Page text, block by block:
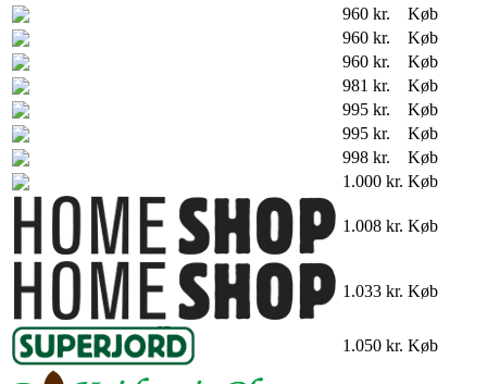
960 kr.
Køb
960 kr.
Køb
960 kr.
Køb
981 kr.
Køb
995 kr.
Køb
995 kr.
Køb
998 kr.
Køb
1.000 kr. Køb
1.008 kr. Køb
1.033 kr. Køb
1.050 kr. Køb